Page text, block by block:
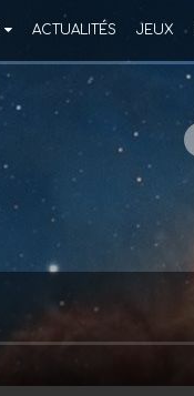
ACTUALITÉS JEUX